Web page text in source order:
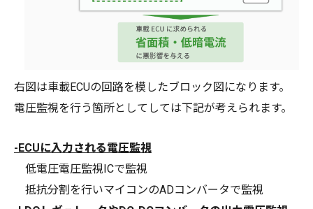
右図は車載ECUの回路を模したブロック図になります。
電圧監視を行う箇所としてしては下記が考えられます。
-ECUに入力される電圧監視
低電圧電圧監視ICで監視
抵抗分割を行いマイコンのADコンバータで監視